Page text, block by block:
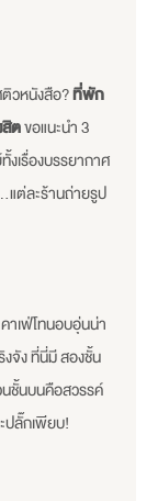
วหนังสือ?ที่พัก
ตขอแนะนำ 3
เรื่องบรรยากาศ
แต่ละร้านถ่ายรูป
คาเฟ่โทนอบอุ่นน่า
จัง ที่นี่มี สองชั้น
นชั้นบนคือสวรรค์
ปลั๊กเพียบ!